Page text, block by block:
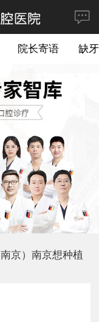
院长寄语 缺
京）南京想种植